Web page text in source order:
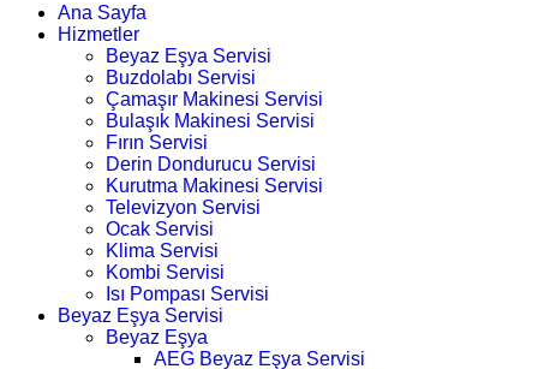
Ana Sayfa
Hizmetler
Beyaz Eşya Servisi
Buzdolabı Servisi
Çamaşır Makinesi Servisi
Bulaşık Makinesi Servisi
Fırın Servisi
Derin Dondurucu Servisi
Kurutma Makinesi Servisi
Televizyon Servisi
Ocak Servisi
Klima Servisi
Kombi Servisi
Isı Pompası Servisi
Beyaz Eşya Servisi
Beyaz Eşya
AEG Beyaz Eşya Servisi